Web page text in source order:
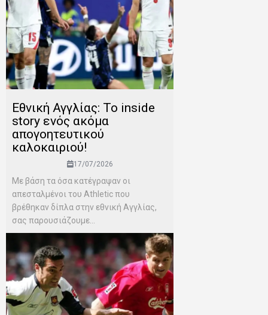
Εθνική Αγγλίας: Το inside
story ενός ακόμα
απογοητευτικού
καλοκαιριού!
17/07/2026
Mε βάση τα όσα κατέγραψαν οι
απεσταλμένοι του Αthletic που
βρέθηκαν δίπλα στην εθνική Αγγλίας,
σας παρουσιάζουμε...